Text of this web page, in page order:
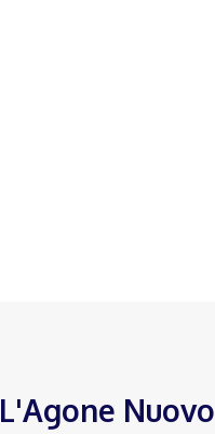
L'Agone Nuovo